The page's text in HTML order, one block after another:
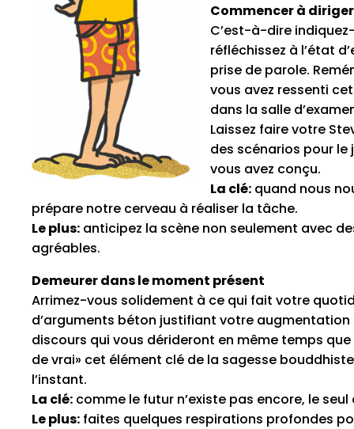
Commencer à
C’est-à-dire
réfléchissez à l’état
prise de parole.
vous avez ressenti
dans la salle
Laissez faire votre
des scénarios pour le
vous avez conçu.
La clé: quand nous
prépare notre cerveau à réaliser la tâche.
Le plus: anticipez la scène non seulement avec
agréables.
Demeurer dans le moment présent
Arrimez-vous solidement à ce qui fait votre
d’arguments béton justifiant votre
discours qui vous dérideront en même temps
de vrai» cet élément clé de la sagesse
l’instant.
La clé: comme le futur n’existe pas encore, le
Le plus: faites quelques respirations profondes